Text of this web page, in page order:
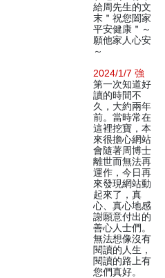
給周先生的文
末＂祝您闔家
平安健康＂～
願他家人心安
～
2024/1/7 強
第一次知道好
讀的時間不
久，大約兩年
前。當時常在
這裡挖寶，本
來很擔心網站
會隨著周博士
離世而無法再
運作，今日再
來發現網站動
起來了，真
心、真心地感
謝願意付出的
善心人士們。
無法想像沒有
閱讀的人生，
閱讀的路上有
您們真好。